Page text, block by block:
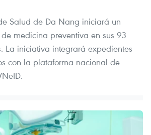
Salud de Da Nang iniciará un
medicina preventiva en sus 93
La iniciativa integrará expedientes
con la plataforma nacional de